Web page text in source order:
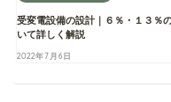
受変電設備の設計｜６％・１３％
いて詳しく解説
2022年7月6日